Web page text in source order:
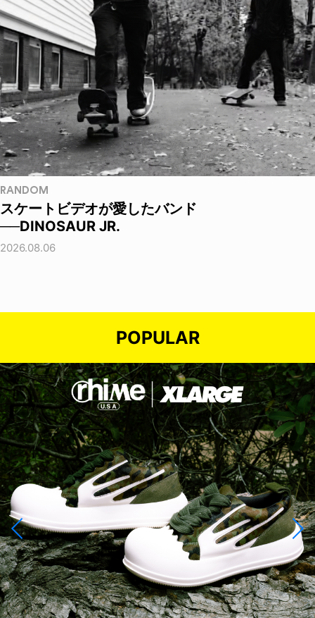
RANDOM
スケートビデオが愛したバンド
──DINOSAUR JR.
2026.08.06
POPULAR